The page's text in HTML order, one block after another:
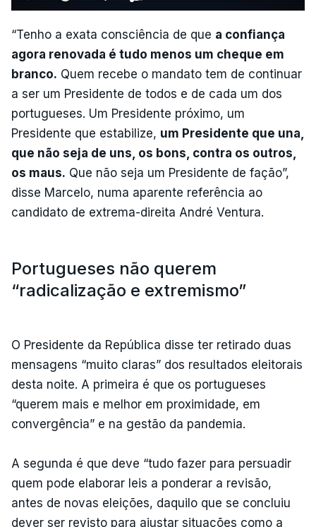
“Tenho a exata consciência de que a confiança
agora renovada é tudo menos um cheque em
branco. Quem recebe o mandato tem de continuar
a ser um Presidente de todos e de cada um dos
portugueses. Um Presidente próximo, um
Presidente que estabilize, um Presidente que una,
que não seja de uns, os bons, contra os outros,
os maus. Que não seja um Presidente de fação”,
disse Marcelo, numa aparente referência ao
candidato de extrema-direita André Ventura.
Portugueses não querem
“radicalização e extremismo”
O Presidente da República disse ter retirado duas
mensagens “muito claras” dos resultados eleitorais
desta noite. A primeira é que os portugueses
“querem mais e melhor em proximidade, em
convergência” e na gestão da pandemia.
A segunda é que deve “tudo fazer para persuadir
quem pode elaborar leis a ponderar a revisão,
antes de novas eleições, daquilo que se concluiu
dever ser revisto para ajustar situações como a